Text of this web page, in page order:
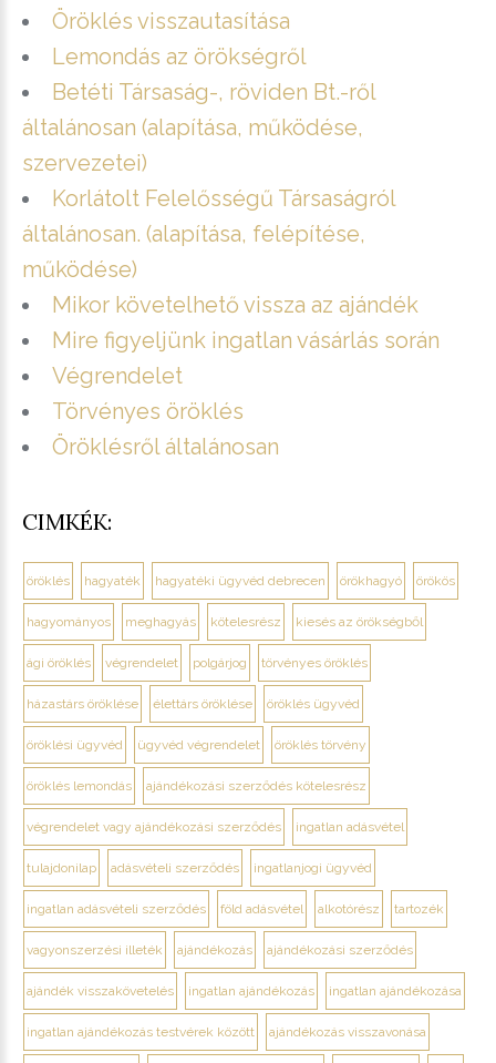
Öröklés visszautasítása
Lemondás az örökségről
Betéti Társaság-, röviden Bt.-ről
általánosan (alapítása, működése,
szervezetei)
Korlátolt Felelősségű Társaságról
általánosan. (alapítása, felépítése,
működése)
Mikor követelhető vissza az ajándék
Mire figyeljünk ingatlan vásárlás során
Végrendelet
Törvényes öröklés
Öröklésről általánosan
CIMKÉK:
öröklés hagyaték hagyatéki ügyvéd debrecen örökhagyó örökös
hagyományos meghagyás kötelesrész kiesés az örökségből
ági öröklés végrendelet polgárjog törvényes öröklés
házastárs öröklése élettárs öröklése öröklés ügyvéd
öröklési ügyvéd ügyvéd végrendelet öröklés törvény
öröklés lemondás ajándékozási szerződés kötelesrész
végrendelet vagy ajándékozási szerződés ingatlan adásvétel
tulajdonilap adásvételi szerződés ingatlanjogi ügyvéd
ingatlan adásvételi szerződés föld adásvétel alkotórész tartozék
vagyonszerzési illeték ajándékozás ajándékozási szerződés
ajándék visszakövetelés ingatlan ajándékozás ingatlan ajándékozása
ingatlan ajándékozás testvérek között ajándékozás visszavonása